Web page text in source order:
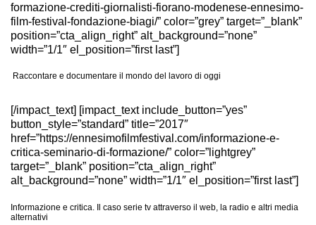
formazione-crediti-giornalisti-fiorano-modenese-ennesimo-
film-festival-fondazione-biagi/” color=”grey” target=”_blank”
position=”cta_align_right” alt_background=”none”
width=”1/1″ el_position=”first last”]
Raccontare e documentare il mondo del lavoro di oggi
[/impact_text] [impact_text include_button=”yes”
button_style=”standard” title=”2017″
href=”https://ennesimofilmfestival.com/informazione-e-
critica-seminario-di-formazione/” color=”lightgrey”
target=”_blank” position=”cta_align_right”
alt_background=”none” width=”1/1″ el_position=”first last”]
Informazione e critica. Il caso serie tv attraverso il web, la radio e altri media
alternativi